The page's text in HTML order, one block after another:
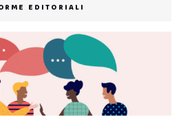
EDITORIALI